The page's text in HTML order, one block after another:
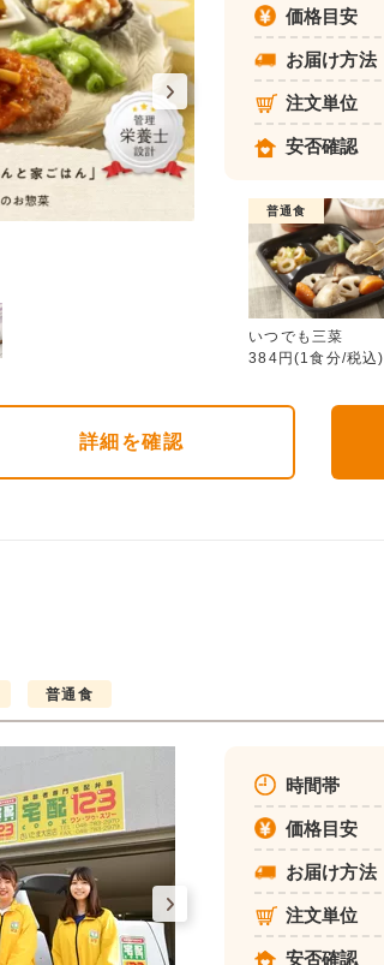
価格目安
お届け方法
注文単位
安否確認
普通食
いつでも三菜
384円(1食分/税込)
詳細 を確認
普通食
時間帯
価格目安
お届け方法
注文単位
安否確認